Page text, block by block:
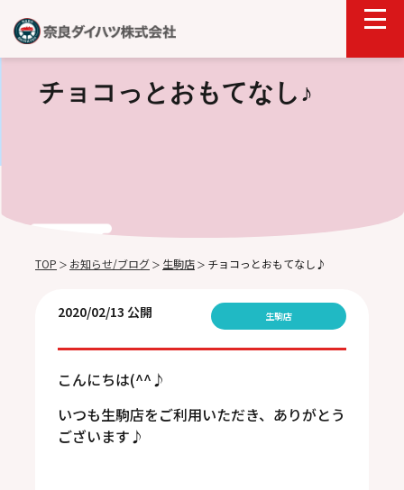
チョコっとおもてなし♪
TOP ＞ お知らせ/ブログ ＞ 生駒店 ＞ チョコっとおもてなし♪
2020/02/13 公開 生駒店
こんにちは(^^♪
いつも生駒店をご利用いただき、ありがとう
ございます♪